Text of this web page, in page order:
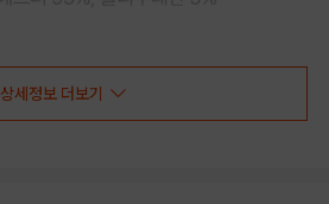
상세정보 더보기